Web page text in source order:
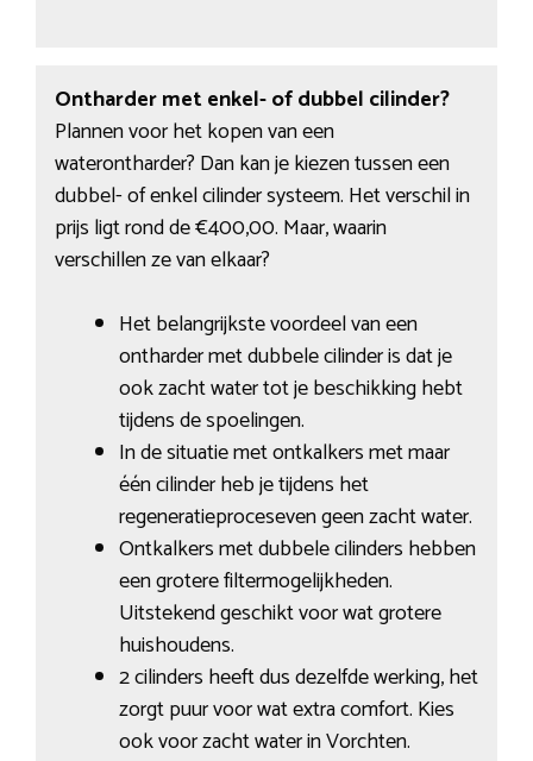
Ontharder met enkel- of dubbel cilinder?
Plannen voor het kopen van een
waterontharder? Dan kan je kiezen tussen een
dubbel- of enkel cilinder systeem. Het verschil in
prijs ligt rond de €400,00. Maar, waarin
verschillen ze van elkaar?
Het belangrijkste voordeel van een
ontharder met dubbele cilinder is dat je
ook zacht water tot je beschikking hebt
tijdens de spoelingen.
In de situatie met ontkalkers met maar
één cilinder heb je tijdens het
regeneratieproceseven geen zacht water.
Ontkalkers met dubbele cilinders hebben
een grotere filtermogelijkheden.
Uitstekend geschikt voor wat grotere
huishoudens.
2 cilinders heeft dus dezelfde werking, het
zorgt puur voor wat extra comfort. Kies
ook voor zacht water in Vorchten.